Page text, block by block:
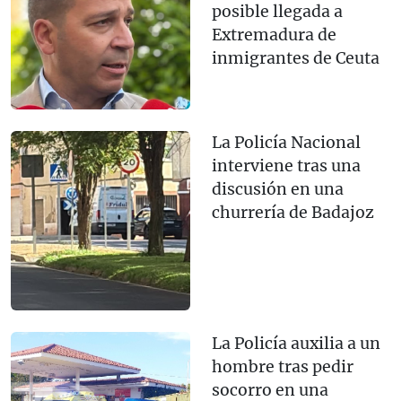
posible llegada a
Extremadura de
inmigrantes de Ceuta
La Policía Nacional
interviene tras una
discusión en una
churrería de Badajoz
La Policía auxilia a un
hombre tras pedir
socorro en una